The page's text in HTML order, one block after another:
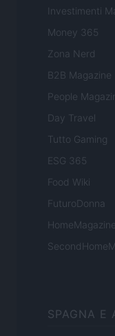
Investimenti
Money 365
Zona Nerd
B2B Magazine
People
Day Travel
Tutto Gaming
ESG 365
Food Wiki
FuturoDonna
HomeMagazine
SPAGNA E